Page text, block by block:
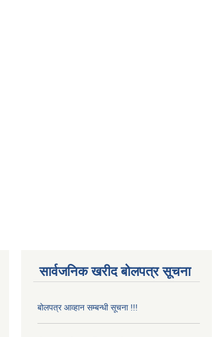
सार्वजनिक खरीद बोलपत्र सूचना
बोलपत्र आव्हान सम्बन्धी सूचना !!!